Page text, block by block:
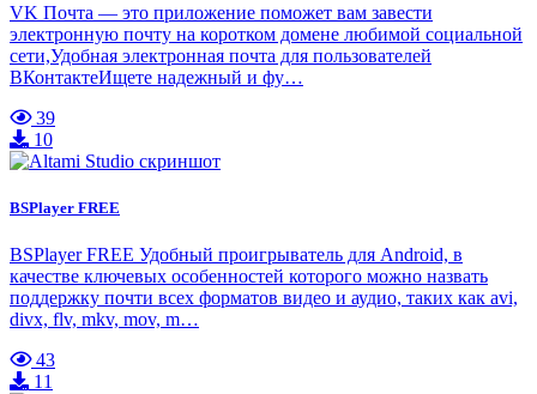
VK Почта — это приложение поможет вам завести
электронную почту на коротком домене любимой социальной
сети,Удобная электронная почта для пользователей
ВКонтактеИщете надежный и фу…
39
10
BSPlayer FREE
BSPlayer FREE Удобный проигрыватель для Android, в
качестве ключевых особенностей которого можно назвать
поддержку почти всех форматов видео и аудио, таких как avi,
divx, flv, mkv, mov, m…
43
11